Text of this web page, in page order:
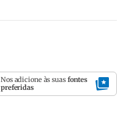
Nos adicione às suas fontes
preferidas